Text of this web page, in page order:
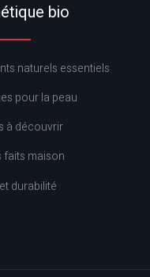
bio
naturels essentiels
pour la peau
à découvrir
faits maison
durabilité